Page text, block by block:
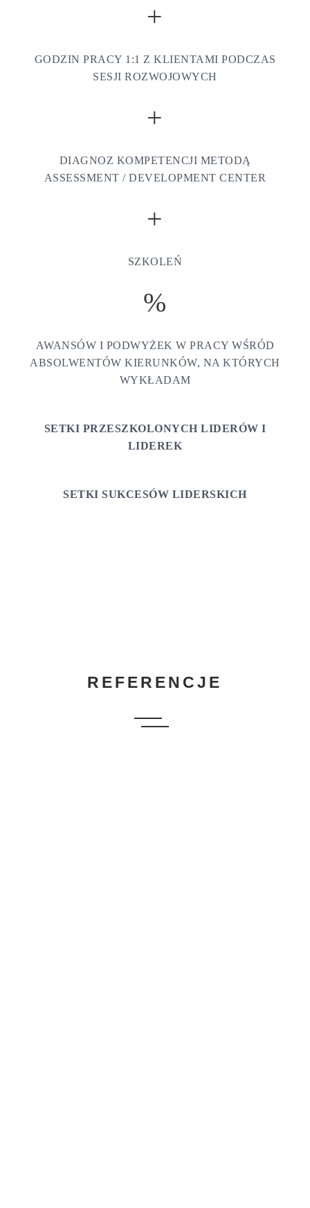
+
GODZIN PRACY 1:1 Z KLIENTAMI PODCZAS
SESJI ROZWOJOWYCH
+
DIAGNOZ KOMPETENCJI METODĄ
ASSESSMENT / DEVELOPMENT CENTER
+
SZKOLEŃ
%
AWANSÓW I PODWYŻEK W PRACY WŚRÓD
ABSOLWENTÓW KIERUNKÓW, NA KTÓRYCH
WYKŁADAM
SETKI PRZESZKOLONYCH LIDERÓW I
LIDEREK
SETKI SUKCESÓW LIDERSKICH
REFERENCJE